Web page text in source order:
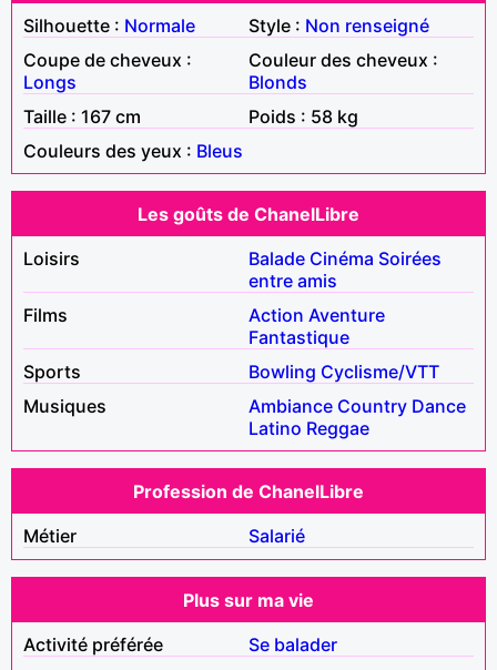
Silhouette : Normale Style : Non renseigné
Coupe de cheveux :
Longs
Couleur des cheveux :
Blonds
Taille : 167 cm
Poids : 58 kg
Couleurs des yeux : Bleus
Les goûts de ChanelLibre
Loisirs
Balade Cinéma Soirées
entre amis
Films
Action Aventure
Fantastique
Sports
Bowling Cyclisme/VTT
Musiques
Ambiance Country Dance
Latino Reggae
Profession de ChanelLibre
Métier
Salarié
Plus sur ma vie
Activité préférée
Se balader